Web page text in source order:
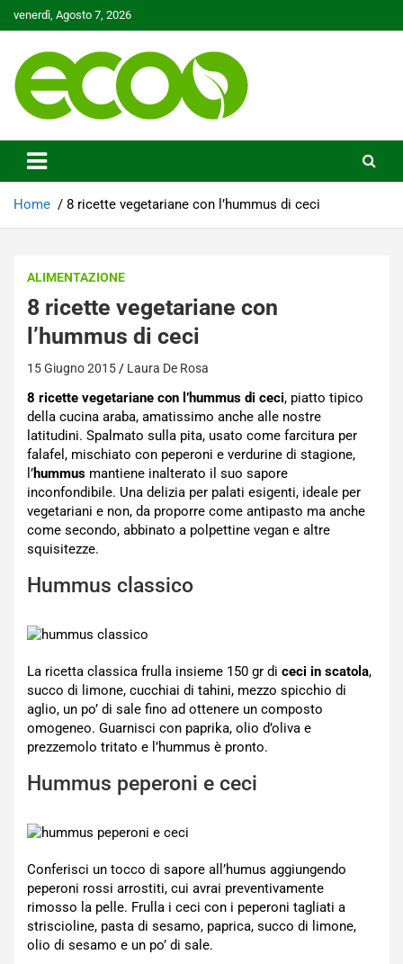
to
venerdì, Agosto 7, 2026
Ecoo.it
Home 8 ricette vegetariane con l’hummus di ceci
ALIMENTAZIONE
8 ricette vegetariane con
l’hummus di ceci
15 Giugno 2015 Laura De Rosa
8 ricette vegetariane con l’hummus di ceci, piatto tipico
della cucina araba, amatissimo anche alle nostre
latitudini. Spalmato sulla pita, usato come farcitura per
falafel, mischiato con peperoni e verdurine di stagione,
l’hummus mantiene inalterato il suo sapore
inconfondibile. Una delizia per palati esigenti, ideale per
vegetariani e non, da proporre come antipasto ma anche
come secondo, abbinato a polpettine vegan e altre
squisitezze.
Hummus classico
La ricetta classica frulla insieme 150 gr di ceci in scatola,
succo di limone, cucchiai di tahini, mezzo spicchio di
aglio, un po’ di sale fino ad ottenere un composto
omogeneo. Guarnisci con paprika, olio d’oliva e
prezzemolo tritato e l’hummus è pronto.
Hummus peperoni e ceci
Conferisci un tocco di sapore all’humus aggiungendo
peperoni rossi arrostiti, cui avrai preventivamente
rimosso la pelle. Frulla i ceci con i peperoni tagliati a
striscioline, pasta di sesamo, paprica, succo di limone,
olio di sesamo e un po’ di sale.